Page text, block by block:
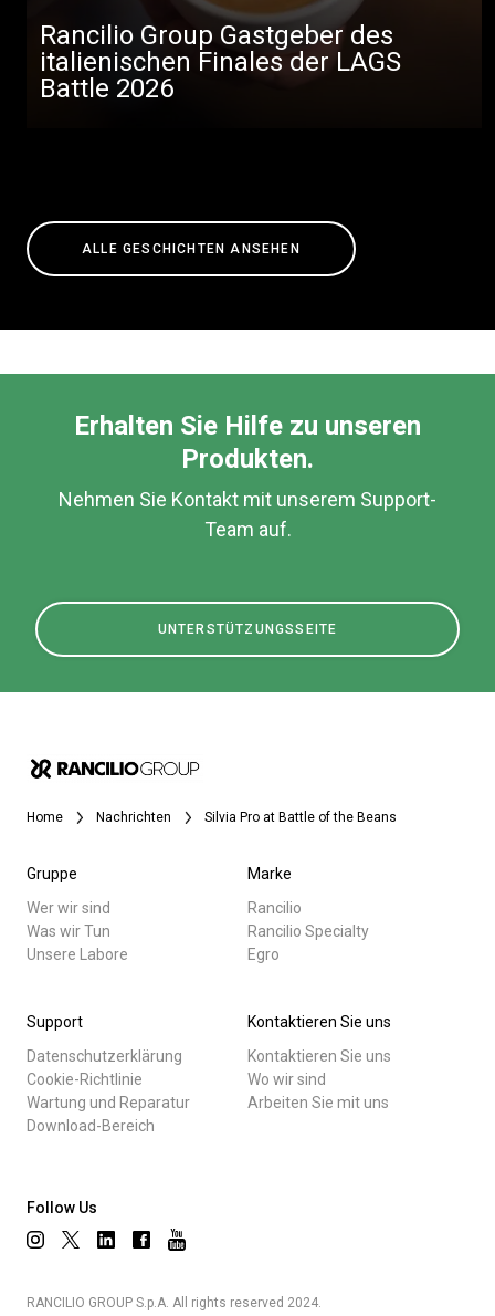
Rancilio Group Gastgeber des
italienischen Finales der LAGS
Battle 2026
ALLE GESCHICHTEN ANSEHEN
Erhalten Sie Hilfe zu unseren
Produkten.
Nehmen Sie Kontakt mit unserem Support-
Team auf.
UNTERSTÜTZUNGSSEITE
Home Nachrichten Silvia Pro at Battle of the Beans
Gruppe
Wer wir sind
Was wir Tun
Unsere Labore
Marke
Rancilio
Rancilio Specialty
Egro
Support
Datenschutzerklärung
Cookie-Richtlinie
Wartung und Reparatur
Download-Bereich
Kontaktieren Sie uns
Kontaktieren Sie uns
Wo wir sind
Arbeiten Sie mit uns
Follow Us
RANCILIO GROUP S.p.A. All rights reserved 2024.